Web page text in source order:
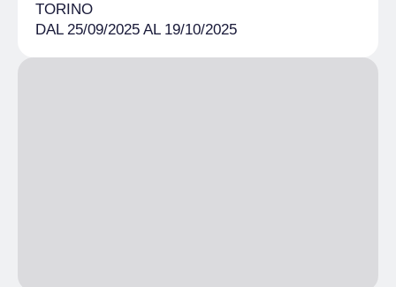
TORINO
DAL 25/09/2025 AL 19/10/2025